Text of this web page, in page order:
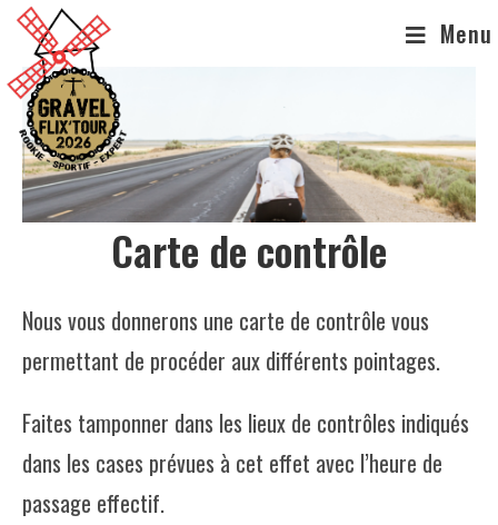
Skip
content
Menu
Carte de contrôle
Nous vous donnerons une carte de contrôle vous
permettant de procéder aux différents pointages.
Faites tamponner dans les lieux de contrôles indiqués
dans les cases prévues à cet effet avec l’heure de
passage effectif.